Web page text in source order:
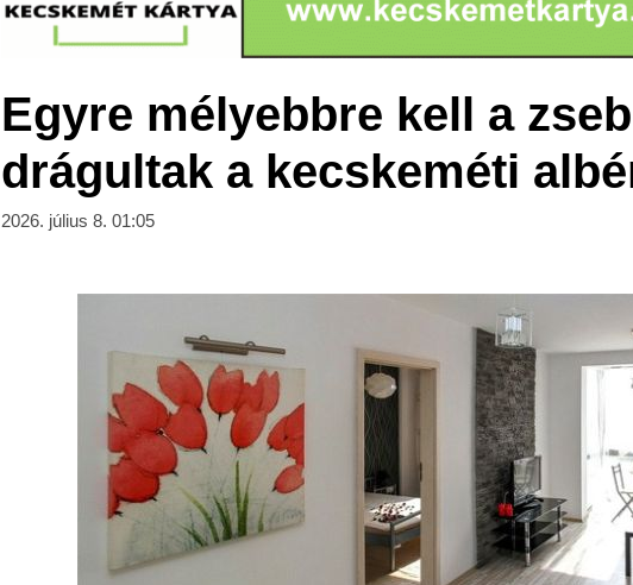
Egyre mélyebbre kell a
drágultak a kecskeméti
2026. július 8. 01:05